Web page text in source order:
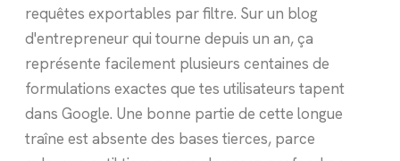
requêtes exportables par filtre. Sur un blog
d'entrepreneur qui tourne depuis un an, ça
représente facilement plusieurs centaines de
formulations exactes que tes utilisateurs tapent
dans Google. Une bonne partie de cette longue
traîne est absente des bases tierces, parce